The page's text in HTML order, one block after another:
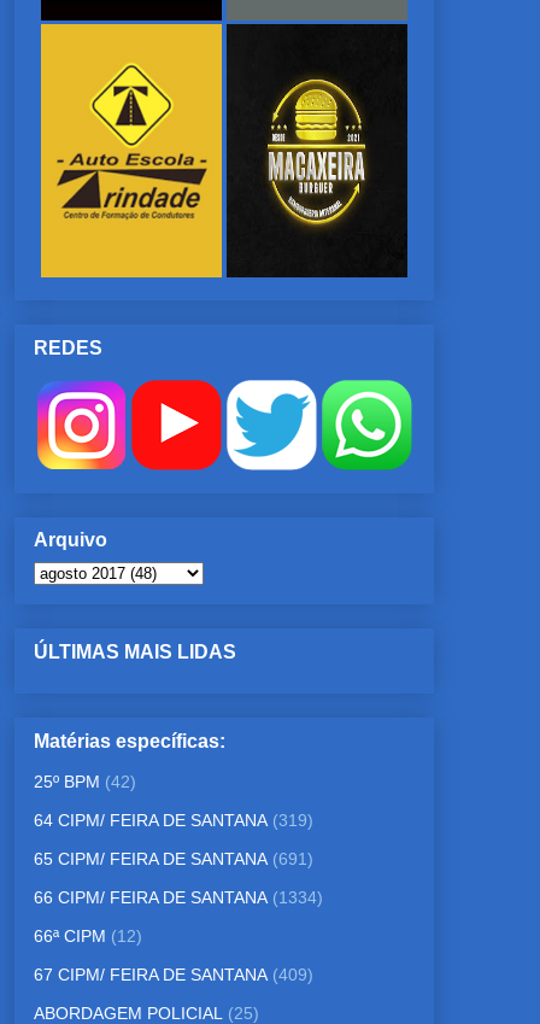
REDES
Arquivo
ÚLTIMAS MAIS LIDAS
Matérias específicas:
25º BPM (42)
64 CIPM/ FEIRA DE SANTANA (319)
65 CIPM/ FEIRA DE SANTANA (691)
66 CIPM/ FEIRA DE SANTANA (1334)
66ª CIPM (12)
67 CIPM/ FEIRA DE SANTANA (409)
ABORDAGEM POLICIAL
(25)